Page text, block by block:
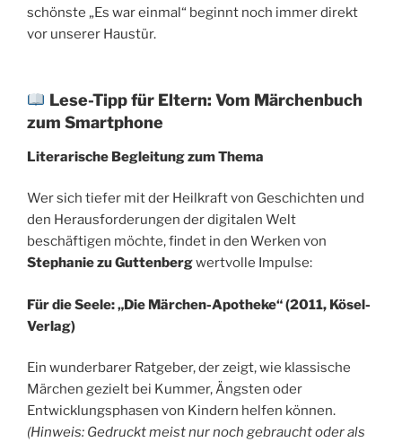
schönste „Es war einmal“ beginnt noch immer direkt
vor unserer Haustür.
Lese-Tipp für Eltern: Vom Märchenbuch
zum Smartphone
Literarische Begleitung zum Thema
Wer sich tiefer mit der Heilkraft von Geschichten und
den Herausforderungen der digitalen Welt
beschäftigen möchte, findet in den Werken von
Stephanie zu Guttenbergwertvolle Impulse:
Für die Seele: „Die Märchen-Apotheke“ (2011, Kösel-
Verlag)
Ein wunderbarer Ratgeber, der zeigt, wie klassische
Märchen gezielt bei Kummer, Ängsten oder
Entwicklungsphasen von Kindern helfen können.
(Hinweis: Gedruckt meist nur noch gebraucht oder als